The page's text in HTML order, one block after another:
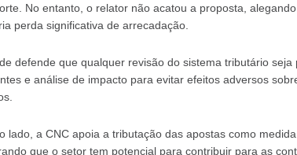
No entanto, o relator não acatou a proposta,
perda significativa de arrecadação.
defende que qualquer revisão do sistema tributário
e análise de impacto para evitar efeitos adversos
lado, a CNC apoia a tributação das apostas como
que o setor tem potencial para contribuir para as